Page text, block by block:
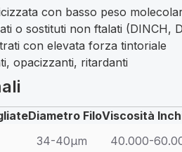
con basso peso
o sostituti non ftalati (DINCH,
con elevata forza tintoriale
opacizzanti, ritardanti
Diametro FiloViscosità
34-40μm 40.000-